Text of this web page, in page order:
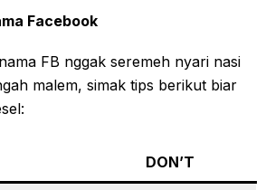
Facebook
FB nggak seremeh nyari nasi
malem, simak tips berikut biar
DON’T